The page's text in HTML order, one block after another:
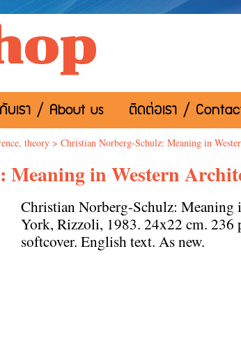
บเรา / About us ติดต่อเรา /
theory> Christian Norberg-Schulz: Meaning in
in Western
Christian Norberg-Schulz: Meaning
York, Rizzoli, 1983. 24x22 cm.
softcover. English text. As new.